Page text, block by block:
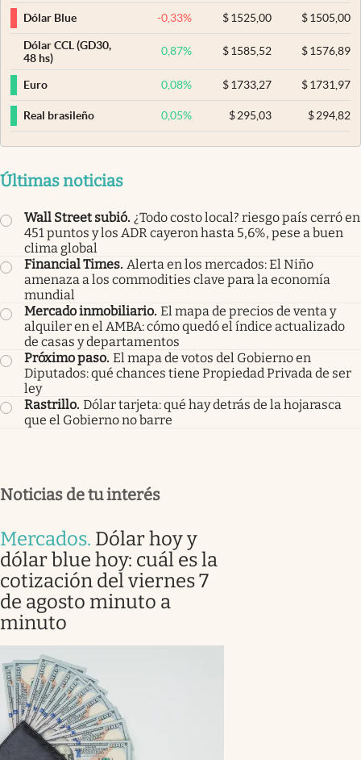
Dólar Blue -0,33% $ 1525,00 $1505,00
Dólar CCL (GD30,
48 hs)
0,87% $ 1585,52 $1576,89
Euro 0,08% $ 1733,27 $1731,97
Real brasileño 0,05% $ 295,03 $294,82
Últimas noticias
Wall Street subió. ¿Todo costo local? riesgo país cerró en
451 puntos y los ADR cayeron hasta 5,6%, pese a buen
clima global
Financial Times. Alerta en los mercados: El Niño
amenaza a los commodities clave para la economía
mundial
Mercado inmobiliario. El mapa de precios de venta y
alquiler en el AMBA: cómo quedó el índice actualizado
de casas y departamentos
Próximo paso. El mapa de votos del Gobierno en
Diputados: qué chances tiene Propiedad Privada de ser
ley
Rastrillo. Dólar tarjeta: qué hay detrás de la hojarasca
que el Gobierno no barre
Noticias de tu interés
Mercados. Dólar hoy y
dólar blue hoy: cuál es la
cotización del viernes 7
de agosto minuto a
minuto